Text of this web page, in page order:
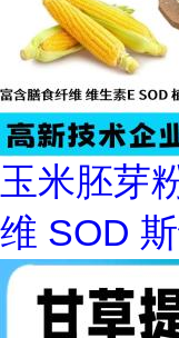
玉米胚芽
维 SOD